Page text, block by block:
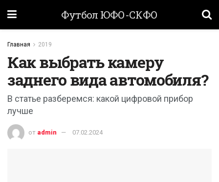
Футбол ЮФО-СКФО
Главная 2019
Как выбрать камеру
заднего вида автомобиля?
В статье разберемся: какой цифровой прибор
лучше
от admin 07.02.2024